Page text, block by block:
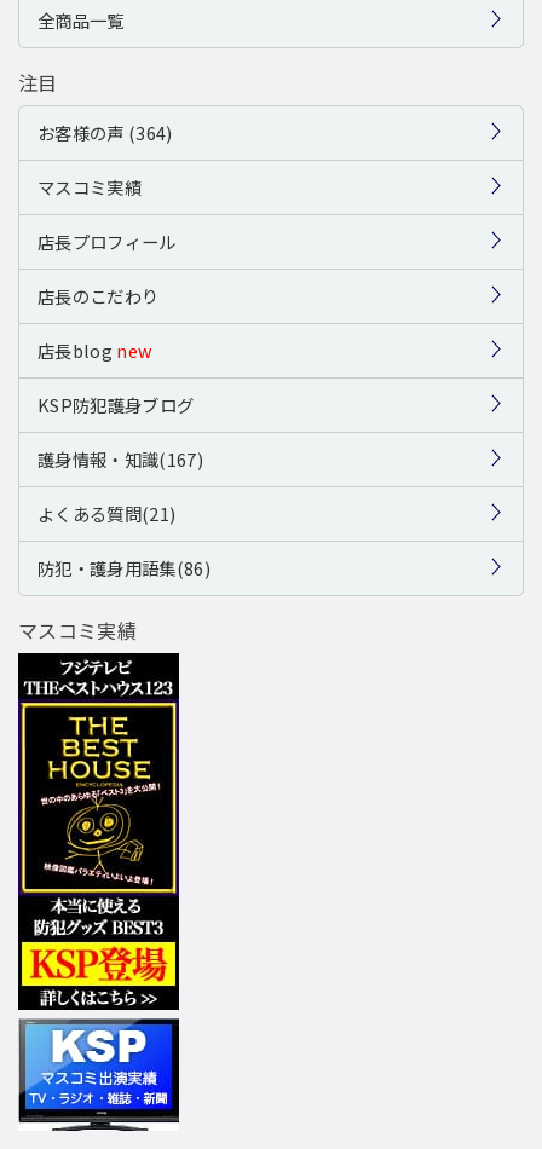
全商品一覧
注目
お客様の声 (364)
マスコミ実績
店長プロフィール
店長のこだわり
店長blog new
KSP防犯護身ブログ
護身情報・知識(167)
よくある質問(21)
防犯・護身用語集(86)
マスコミ実績